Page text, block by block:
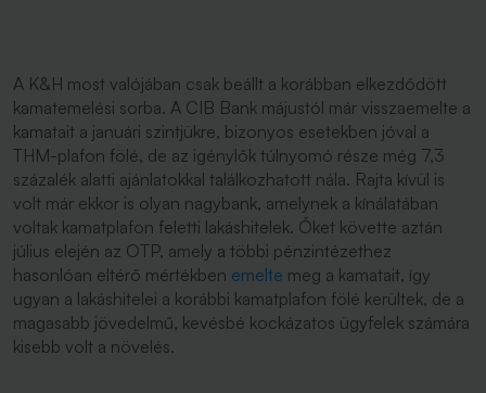
A K&H most valójában csak beállt a korábban elkezdődött
kamatemelési sorba. A CIB Bank májustól már visszaemelte a
kamatait a januári szintjükre, bizonyos esetekben jóval a
THM-plafon fölé, de az igénylők túlnyomó része még 7,3
százalék alatti ajánlatokkal találkozhatott nála. Rajta kívül is
volt már ekkor is olyan nagybank, amelynek a kínálatában
voltak kamatplafon feletti lakáshitelek. Őket követte aztán
július elején az OTP, amely a többi pénzintézethez
hasonlóan eltérő mértékben emelte meg a kamatait, így
ugyan a lakáshitelei a korábbi kamatplafon fölé kerültek, de a
magasabb jövedelmű, kevésbé kockázatos ügyfelek számára
kisebb volt a növelés.